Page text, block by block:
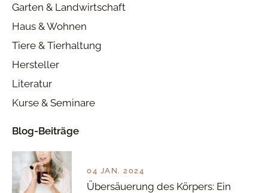
Garten & Landwirtschaft
Haus & Wohnen
Tiere & Tierhaltung
Hersteller
Literatur
Kurse & Seminare
Blog-Beiträge
04 JAN. 2024
Übersäuerung des Körpers: Ein